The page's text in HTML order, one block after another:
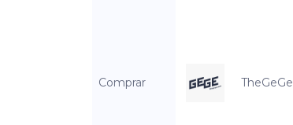
Comprar TheGeGe